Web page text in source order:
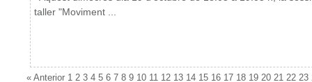
taller "Moviment ...
« Anterior 1 2 3 4 5 6 7 8 9 10 11 12 13 14 15 16 17 18 19 20 21 22 23